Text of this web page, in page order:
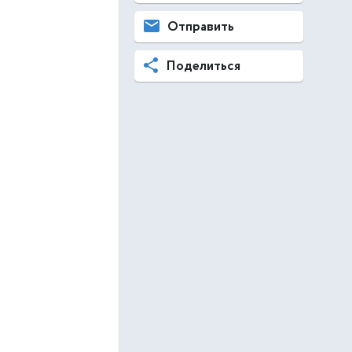
Отправить
Поделиться